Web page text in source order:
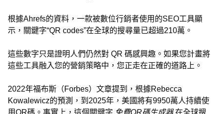
根據Ahrefs的資料，一款被數位行銷者使用的SEO工具顯
示，關鍵字“QR codes”在全球的搜尋量已超過210萬。
這些數字只是證明人們仍然對 QR 碼感興趣。如果您計畫將
這些工具融入您的營銷策略中，您正走在正確的道路上。
2022年福布斯（Forbes）文章提到，根據Rebecca
Kowalewicz的預測，到2025年，美國將有9950萬人持續使
用QR碼。事實上，這個關鍵字 免費QR碼生成器在全球搜